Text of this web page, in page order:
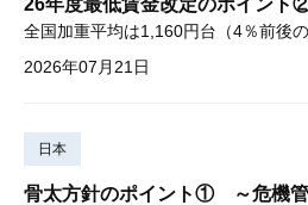
全国加重平均は1,160円台（4％前後
2026年07月21日
日本
骨太方針のポイント① ～危機管